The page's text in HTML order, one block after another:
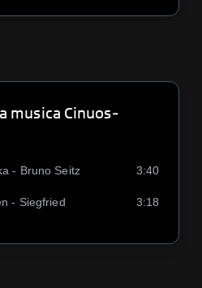
musica Cinuos-
- Bruno Seitz 3:40
- Siegfried
3:18